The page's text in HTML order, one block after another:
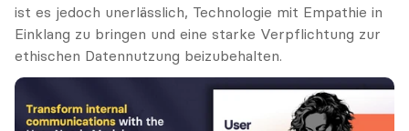
ist es jedoch unerlässlich, Technologie mit Empathie in
Einklang zu bringen und eine starke Verpflichtung zur
ethischen Datennutzung beizubehalten.